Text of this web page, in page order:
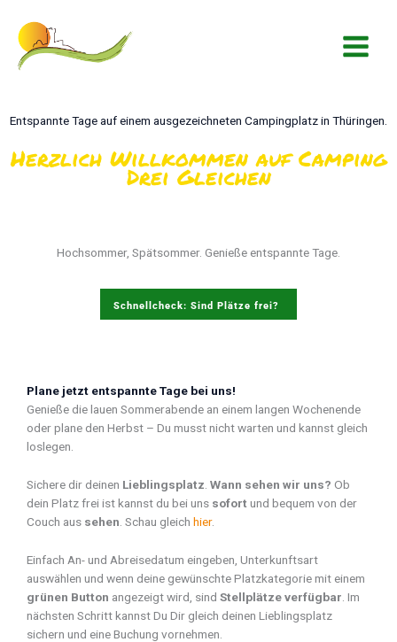
springen
Inhalt
springen
Entspannte Tage auf einem ausgezeichneten Campingplatz in Thüringen.
Herzlich Willkommen auf Camping
Drei Gleichen
Hochsommer, Spätsommer. Genieße entspannte Tage.
Schnellcheck: Sind Plätze frei?
Plane jetzt entspannte Tage bei uns!
Genieße die lauen Sommerabende an einem langen Wochenende
oder plane den Herbst – Du musst nicht warten und kannst gleich
loslegen.
Sichere dir deinen Lieblingsplatz Wann sehen wir uns? Ob
dein Platz frei ist kannst du bei uns sofort und bequem von der
Couch aus sehen . Schau gleich hier.
Einfach An- und Abreisedatum eingeben, Unterkunftsart
auswählen und wenn deine gewünschte Platzkategorie mit einem
grünen Button angezeigt wird, sind Stellplätze verfügbar . Im
nächsten Schritt kannst Du Dir gleich deinen Lieblingsplatz
sichern und eine Buchung vornehmen.